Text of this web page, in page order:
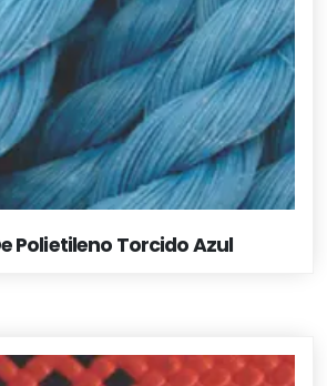
Polietileno Torcido Azul